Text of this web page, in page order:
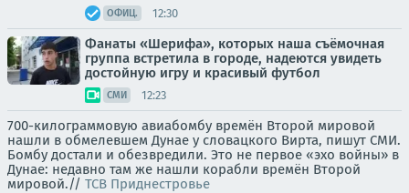
ОФИЦ. 12:30
Фанаты «Шерифа», которых наша съёмочная
группа встретила в городе, надеются увидеть
достойную игру и красивый футбол
СМИ 12:23
700-килограммовую авиабомбу времён Второй мировой
нашли в обмелевшем Дунае у словацкого Вирта, пишут СМИ.
Бомбу достали и обезвредили. Это не первое «эхо войны» в
Дунае: недавно там же нашли корабли времён Второй
мировой.// ТСВ Приднестровье